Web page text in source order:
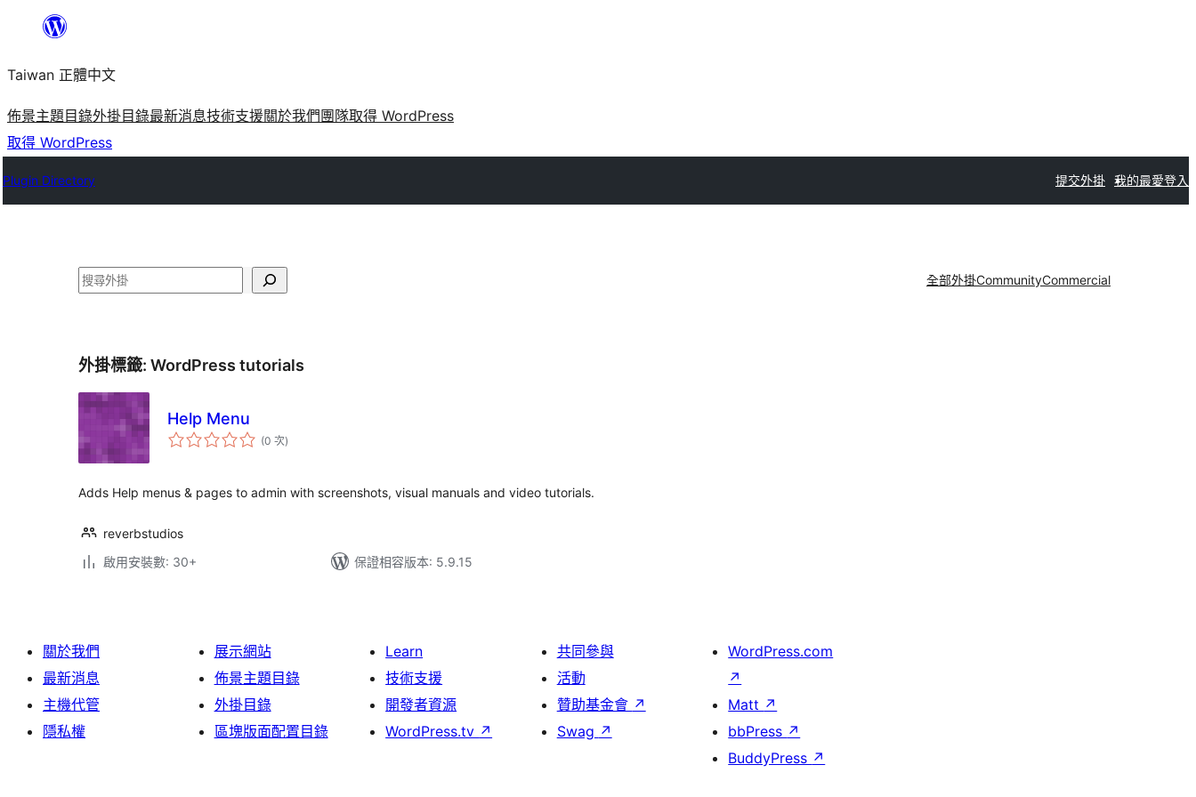
主
要
內
容
Taiwan 正體中文
佈景主題目錄外掛目錄最新消息技術支援關於我們 團隊取得 WordPress
取得 WordPress
Plugin Directory 提交外掛 我的最愛登入
搜
全部外掛CommunityCommercial
外掛標籤: WordPress tutorials
Help Menu
(0 次評
分)
Adds Help menus & pages to admin with screenshots, visual manuals and video tutorials.
reverbstudios
啟用安裝數: 30+
保證相容版本: 5.9.15
關於我們
最新消息
主機代管
隱私權
展示網站
佈景主題目錄
外掛目錄
區塊版面配置目錄
Learn
技術支援
開發者資源
WordPress.tv ↗
共同參與
活動
贊助基金會 ↗
Swag ↗
WordPress.com
↗
Matt ↗
bbPress ↗
BuddyPress ↗